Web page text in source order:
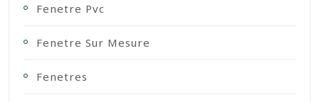
Fenetre Pvc
Fenetre Sur Mesure
Fenetres